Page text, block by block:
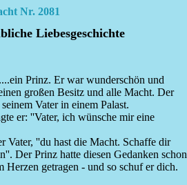
Nr. 2081
Liebesgeschichte
Prinz. Er war wunderschön und
großen Besitz und alle Macht. Der
Vater in einem Palast.
er: ''Vater, ich wünsche mir eine
Vater, ''du hast die Macht. Schaffe dir
Der Prinz hatte diesen Gedanken schon
Herzen getragen - und so schuf er dich.